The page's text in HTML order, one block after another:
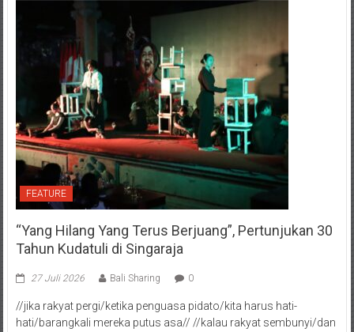
FEATURE
“Yang Hilang Yang Terus Berjuang”, Pertunjukan 30
Tahun Kudatuli di Singaraja
27 Juli 2026 Bali Sharing 0
//jika rakyat pergi/ketika penguasa pidato/kita harus hati-
hati/barangkali mereka putus asa// //kalau rakyat sembunyi/dan